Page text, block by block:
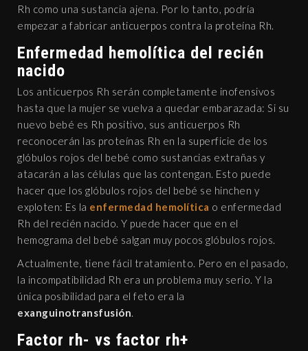
Rh como una sustancia ajena. Por lo tanto, podría
empezar a fabricar anticuerpos contra la proteína Rh.
Enfermedad hemolítica del recién
nacido
Los anticuerpos Rh serán completamente inofensivos
hasta que la mujer se vuelva a quedar embarazada: Si su
nuevo bebé es Rh positivo, sus anticuerpos Rh
reconocerán las proteínas Rh en la superficie de los
glóbulos rojos del bebé como sustancias extrañas y
atacarán a las células que las contengan. Esto puede
hacer que los glóbulos rojos del bebé se hinchen y
exploten: Es la enfermedad hemolítica o enfermedad
Rh del recién nacido. Y puede hacer que en el
hemograma del bebé salgan muy pocos glóbulos rojos.
Actualmente, tiene fácil tratamiento. Pero en el pasado,
la incompatibilidad Rh era un problema muy serio. Y la
única posibilidad para el feto era la
exanguinotransfusión.
Factor rh- vs factor rh+